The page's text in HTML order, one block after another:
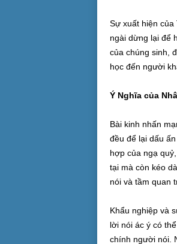
Sự xuất hiện của
ngài dừng lại để
của chúng sinh,
học đến người
Ý Nghĩa của
Bài kinh nhấn
đều để lại dấu
hợp của ngạ
tại mà còn kéo
nói và tầm quan
Khẩu nghiệp và
lời nói ác ý có
chính người nói.